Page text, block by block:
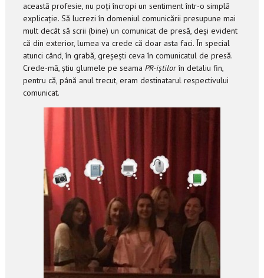
această profesie, nu poți încropi un sentiment într-o simplă
explicație. Să lucrezi în domeniul comunicării presupune mai
mult decât să scrii (bine) un comunicat de presă, deși evident
că din exterior, lumea va crede că doar asta faci. În special
atunci când, în grabă, greșești ceva în comunicatul de presă.
Crede-mă, știu glumele pe seama PR-iștilorîn detaliu fin,
pentru că, până anul trecut, eram destinatarul respectivului
comunicat.